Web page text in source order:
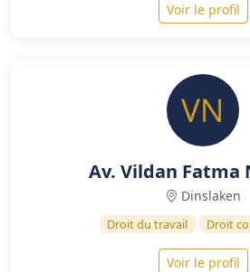
Voir le profil
Av. Vildan Fatma
Dinslaken
Droit du travail Droit
Voir le profil